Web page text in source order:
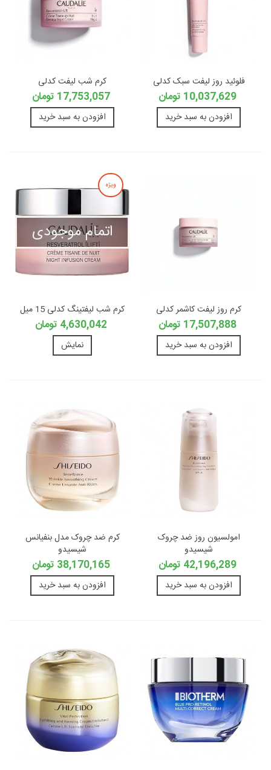
فلوئید روز لیفت سبک کدلی
10,037,629 تومان
افزودن به سبد خرید
کرم شب لیفت کدلی
17,753,057 تومان
افزودن به سبد خرید
کرم روز لیفت کاشمر کدلی
17,507,888 تومان
افزودن به سبد خرید
ویژه
اتمام موجودی
کرم شب لیفتینگ کدلی 15 میل
4,630,042 تومان
نمایش
امولسیون روز ضد چروک
شیسیدو
42,196,289 تومان
افزودن به سبد خرید
کرم ضد چروک مدل بنفیانس
شیسیدو
38,170,165 تومان
افزودن به سبد خرید